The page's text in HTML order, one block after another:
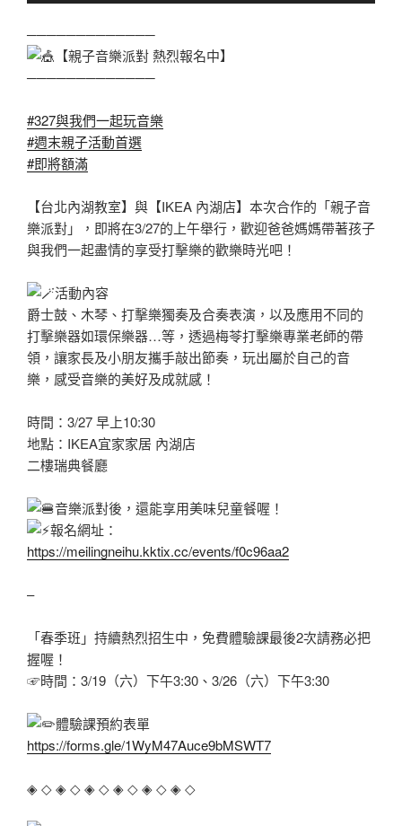
─────────────
【親子音樂派對 熱烈報名中】
─────────────
#327與我們一起玩音樂
#週末親子活動首選
#即將額滿
【台北內湖教室】與【IKEA 內湖店】本次合作的「親子音
樂派對」，即將在3/27的上午舉行，歡迎爸爸媽媽帶著孩子
與我們一起盡情的享受打擊樂的歡樂時光吧！
活動內容
爵士鼓、木琴、打擊樂獨奏及合奏表演，以及應用不同的
打擊樂器如環保樂器…等，透過梅苓打擊樂專業老師的帶
領，讓家長及小朋友攜手敲出節奏，玩出屬於自己的音
樂，感受音樂的美好及成就感！
時間：3/27 早上10:30
地點：IKEA宜家家居 內湖店
二樓瑞典餐廳
音樂派對後，還能享用美味兒童餐喔！
報名網址：
https://meilingneihu.kktix.cc/events/f0c96aa2
–
「春季班」持續熱烈招生中，免費體驗課最後2次請務必把
握喔！
☞時間：3/19（六）下午3:30、3/26（六）下午3:30
體驗課預約表單
https://forms.gle/1WyM47Auce9bMSWT7
◈ ◇ ◈ ◇ ◈ ◇ ◈ ◇ ◈ ◇ ◈ ◇